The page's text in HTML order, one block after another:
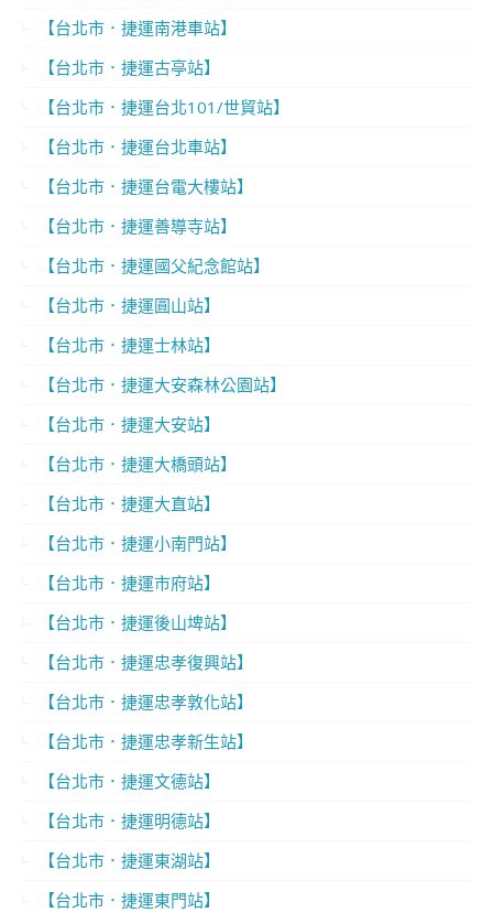
【台北市．捷運南港車站】
【台北市．捷運古亭站】
【台北市．捷運台北101/世貿站】
【台北市．捷運台北車站】
【台北市．捷運台電大樓站】
【台北市．捷運善導寺站】
【台北市．捷運國父紀念館站】
【台北市．捷運圓山站】
【台北市．捷運士林站】
【台北市．捷運大安森林公園站】
【台北市．捷運大安站】
【台北市．捷運大橋頭站】
【台北市．捷運大直站】
【台北市．捷運小南門站】
【台北市．捷運市府站】
【台北市．捷運後山埤站】
【台北市．捷運忠孝復興站】
【台北市．捷運忠孝敦化站】
【台北市．捷運忠孝新生站】
【台北市．捷運文德站】
【台北市．捷運明德站】
【台北市．捷運東湖站】
【台北市．捷運東門站】